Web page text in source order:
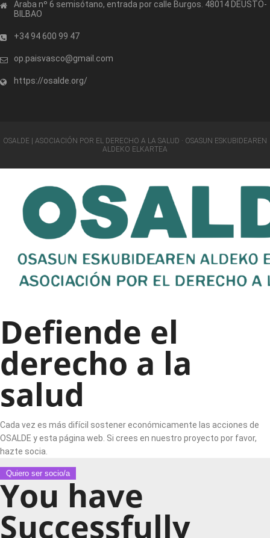
Araba nº 6 semisótano, entrada por calle Burgos. 48014 DEUSTO-
BILBAO
+34 94 600 99 47
op.paisvasco@gmail.com
https://osalde.org/
OSALDE | ASOCIACIÓN POR EL DERECHO A LA SALUD · OSASUN ESKUBIDEAREN
ALDEKO ELKARTEA
Defiende el
derecho a la
salud
Cada vez es más difícil sostener económicamente las acciones de
OSALDE y esta página web. Si crees en nuestro proyecto por favor,
hazte socia.
Quiero ser socio/a
You have
Successfully